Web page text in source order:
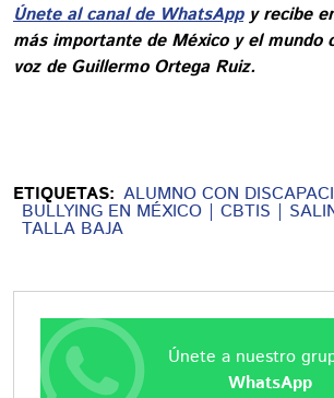
Únete al canal de WhatsAppy recibe
más importante de México y el mundo
voz de Guillermo Ortega Ruiz.
ETIQUETAS: ALUMNO CON
BULLYING EN MÉXICO CBTIS
TALLA BAJA
Únete a nuestro
WhatsApp